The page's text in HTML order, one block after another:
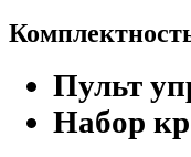
Пульт
Набор